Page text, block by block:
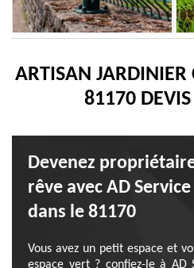
ARTISAN JARDINIER
81170
Devenez
rêve avec AD
dans le 81170
Vous avez un petit espace et
espace vert ? confiez-le à AD